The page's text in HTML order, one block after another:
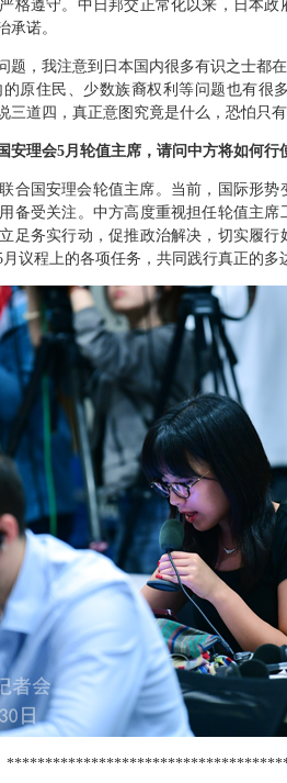
格遵守。中日邦交正常化以来，日本
承诺。
题，我注意到日本国内很多有识之士都
原住民、少数族裔权利等问题也有很
道四，真正意图究竟是什么，恐怕只有
安理会5月轮值主席，请问中方将如何行
合国安理会轮值主席。当前，国际形
备受关注。中方高度重视担任轮值主
足务实行动，促推政治解决，切实履
议程上的各项任务，共同践行真正的多